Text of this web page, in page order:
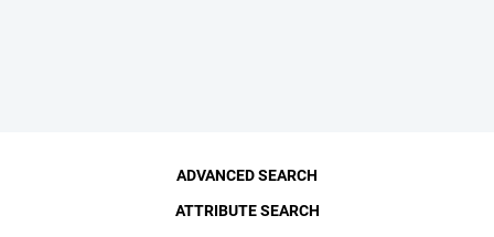
ADVANCED SEARCH
ATTRIBUTE SEARCH